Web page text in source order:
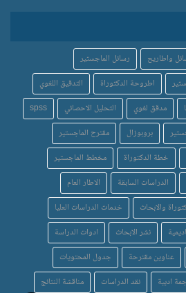
واطاريح
رسائل الماجستير
اطروحة الدكتوراة
التدقيق اللغوي
مدقق لغوي التحليل الاحصائي
spss
بروبوزال
مقترح الماجستير
خطة الدكتوراة
مخطط الماجستير
الدراسات السابقة
الاطار العام
والابحاث
خدمات الدراسات العليا
نشر الابحاث
ادوات الدراسة
عناوين مقترحة
جدول المحتويات
ادبية نقد الدراسات مناقشة النتائج